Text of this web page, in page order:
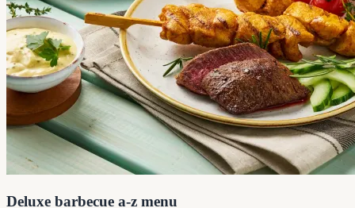
Deluxe barbecue a-z menu